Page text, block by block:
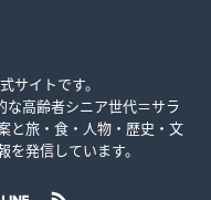
サイトです。
な高齢者シニア世代＝サラ
と旅・食・人物・歴史・文
発信しています。